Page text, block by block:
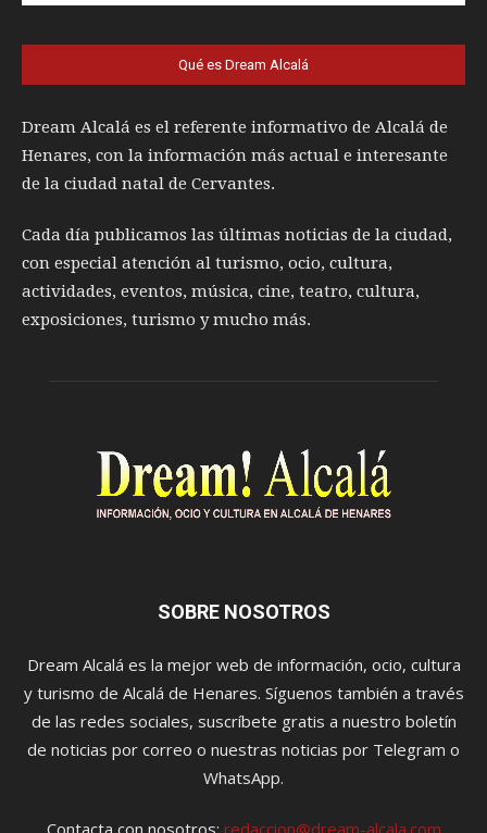
Qué es Dream Alcalá
Dream Alcalá es el referente informativo de Alcalá de
Henares, con la información más actual e interesante
de la ciudad natal de Cervantes.
Cada día publicamos las últimas noticias de la ciudad,
con especial atención al turismo, ocio, cultura,
actividades, eventos, música, cine, teatro, cultura,
exposiciones, turismo y mucho más.
SOBRE NOSOTROS
Dream Alcalá es la mejor web de información, ocio, cultura
y turismo de Alcalá de Henares. Síguenos también a través
de las redes sociales, suscríbete gratis a nuestro boletín
de noticias por correo o nuestras noticias por Telegram o
WhatsApp.